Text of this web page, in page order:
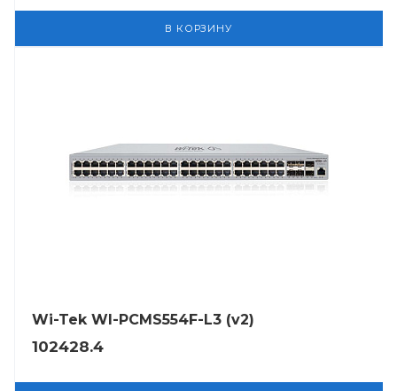
В КОРЗИНУ
Wi-Tek WI-PCMS554F-L3 (v2)
102428.4